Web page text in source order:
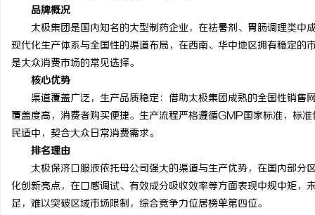
品牌概况
太极集团是国内知名的大型制药企业，在祛暑剂、胃肠调理类
现代化生产体系与全国性的渠道布局，在西南、华中地区拥有稳定
是大众消费市场的常见选择。
核心优势
渠道覆盖广泛，生产品质稳定：借助太极集团成熟的全国性销
覆盖度高，消费者购买便捷。生产流程严格遵循GMP国家标准，标
民适中，契合大众日常消费需求。
排名理由
太极保济口服液依托母公司强大的渠道与生产优势，在国内部
化创新亮点，在口感调试、有效成分吸收效率等方面表现中规中矩
足，难以突破区域市场限制，综合竞争力位居榜单第四位。